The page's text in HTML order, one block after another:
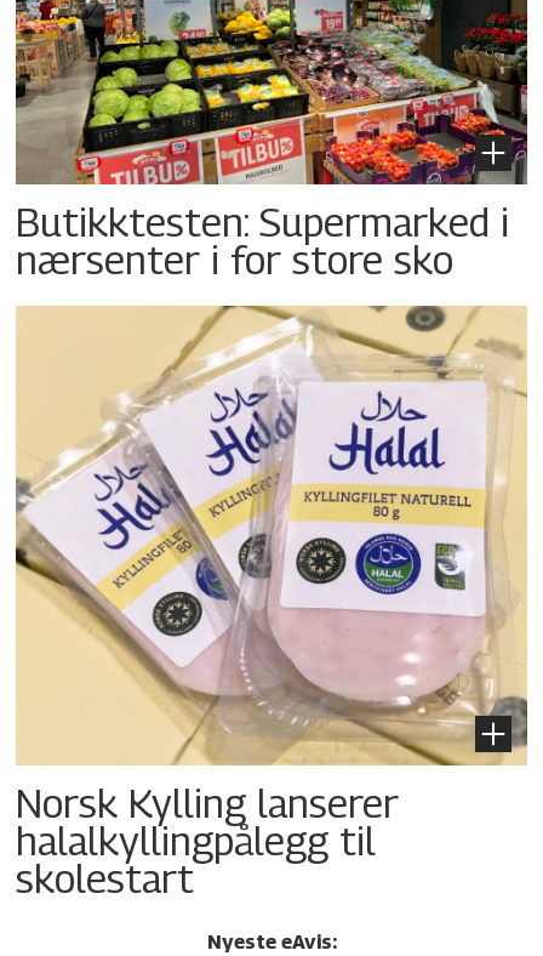
Butikktesten: Supermarked i
nærsenter i for store sko
Norsk Kylling lanserer
halalkylling­pålegg til
skolestart
Nyeste eAvis: